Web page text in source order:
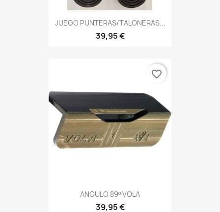
JUEGO PUNTERAS/TALONERAS...
39,95 €
ANGULO 89º VOLA
39,95 €
favorite_border